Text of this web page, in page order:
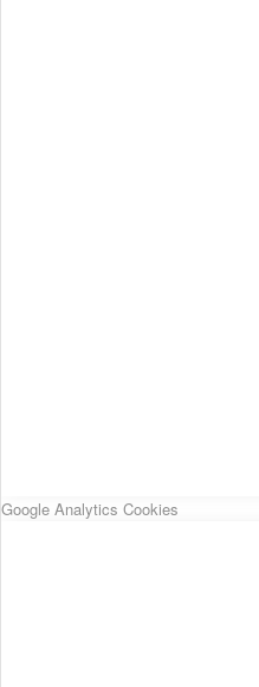
Google Analytics Cookies